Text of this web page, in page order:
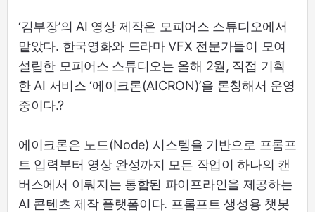
‘김부장’의 AI 영상 제작은 모피어스 스튜디오에서
맡았다. 한국영화와 드라마 VFX 전문가들이 모여
설립한 모피어스 스튜디오는 올해 2월, 직접 기획
한 AI 서비스 ‘에이크론(AICRON)’을 론칭해서 운영
중이다.?
에이크론은 노드(Node) 시스템을 기반으로 프롬프
트 입력부터 영상 완성까지 모든 작업이 하나의 캔
버스에서 이뤄지는 통합된 파이프라인을 제공하는
AI 콘텐츠 제작 플랫폼이다. 프롬프트 생성용 챗봇